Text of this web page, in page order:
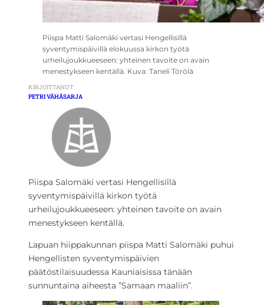
Piispa Matti Salomäki vertasi Hengellisillä
syventymispäivillä elokuussa kirkon työtä
urheilujoukkueeseen: yhteinen tavoite on avain
menestykseen kentällä. Kuva: Taneli Törölä
KIRJOITTANUT
PETRI VÄHÄSARJA
Piispa Salomäki vertasi Hengellisillä
syventymispäivillä kirkon työtä
urheilujoukkueeseen: yhteinen tavoite on avain
menestykseen kentällä.
Lapuan hiippakunnan piispa Matti Salomäki puhui
Hengellisten syventymispäivien
päätöstilaisuudessa Kauniaisissa tänään
sunnuntaina aiheesta ”Samaan maaliin”.